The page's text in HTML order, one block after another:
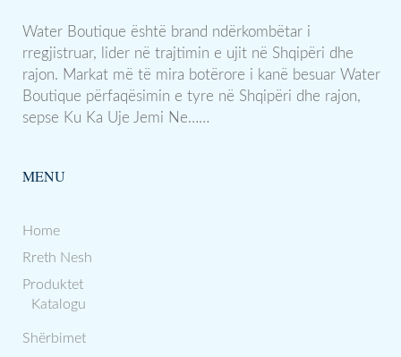
Water Boutique është brand ndërkombëtar i
rregjistruar, lider në trajtimin e ujit në Shqipëri dhe
rajon. Markat më të mira botërore i kanë besuar Water
Boutique përfaqësimin e tyre në Shqipëri dhe rajon,
sepse Ku Ka Uje Jemi Ne……
MENU
Home
Rreth Nesh
Produktet
Katalogu
Shërbimet